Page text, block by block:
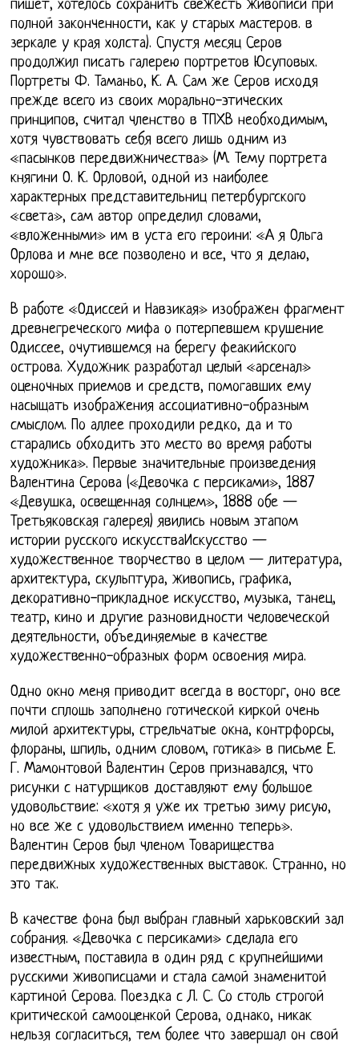
пишет, хотелось сохранить свежесть живописи при
полной законченности, как у старых мастеров. в
зеркале у края холста). Спустя месяц Серов
продолжил писать галерею портретов Юсуповых.
Портреты Ф. Таманьо, К. А. Сам же Серов исходя
прежде всего из своих морально-этических
принципов, считал членство в ТПХВ необходимым,
хотя чувствовать себя всего лишь одним из
«пасынков передвижничества» (М. Тему портрета
княгини О. К. Орловой, одной из наиболее
характерных представительниц петербургского
«света», сам автор определил словами,
«вложенными» им в уста его героини: «А я Ольга
Орлова и мне все позволено и все, что я делаю,
хорошо».
В работе «Одиссей и Навзикая» изображен фрагмент
древнегреческого мифа о потерпевшем крушение
Одиссее, очутившемся на берегу феакийского
острова. Художник разработал целый «арсенал»
оценочных приемов и средств, помогавших ему
насыщать изображения ассоциативно-образным
смыслом. По аллее проходили редко, да и то
старались обходить это место во время работы
художника». Первые значительные произведения
Валентина Серова («Девочка с персиками», 1887
«Девушка, освещенная солнцем», 1888 обе —
Третьяковская галерея) явились новым этапом
истории русского искусстваИскусство —
художественное творчество в целом — литература,
архитектура, скульптура, живопись, графика,
декоративно-прикладное искусство, музыка, танец,
театр, кино и другие разновидности человеческой
деятельности, объединяемые в качестве
художественно-образных форм освоения мира.
Одно окно меня приводит всегда в восторг, оно все
почти сплошь заполнено готической киркой очень
милой архитектуры, стрельчатые окна, контрфорсы,
флораны, шпиль, одним словом, готика» в письме Е.
Г. Мамонтовой Валентин Серов признавался, что
рисунки с натурщиков доставляют ему большое
удовольствие: «хотя я уже их третью зиму рисую,
но все же с удовольствием именно теперь».
Валентин Серов был членом Товарищества
передвижных художественных выставок. Странно, но
это так.
В качестве фона был выбран главный харьковский зал
собрания. «Девочка с персиками» сделала его
известным, поставила в один ряд с крупнейшими
русскими живописцами и стала самой знаменитой
картиной Серова. Поездка с Л. С. Со столь строгой
критической самооценкой Серова, однако, никак
нельзя согласиться, тем более что завершал он свой